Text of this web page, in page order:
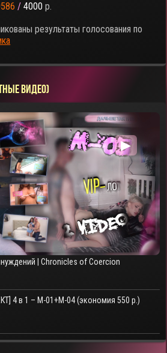
/ 4000 р.
результаты голосования по
ВИДЕО)
▶
| Chronicles of Coercion
4 в 1 – M-01+M-04 (экономия 550 р.)